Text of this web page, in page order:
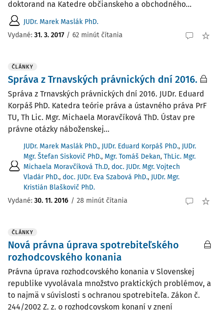
doktorand na Katedre občianskeho a obchodného...
JUDr. Marek Maslák PhD.
Vydané: 31. 3. 2017 / 62 minút čítania
ČLÁNKY
Správa z Trnavských právnických dní 2016.
Správa z Trnavských právnických dní 2016. JUDr. Eduard
Korpáš PhD. Katedra teórie práva a ústavného práva PrF
TU, Th Lic. Mgr. Michaela Moravčíková ThD. Ústav pre
právne otázky náboženskej...
JUDr. Marek Maslák PhD., JUDr. Eduard Korpáš PhD., JUDr.
Mgr. Štefan Siskovič PhD., Mgr. Tomáš Dekan, ThLic. Mgr.
Michaela Moravčíková Th.D, doc. JUDr. Mgr. Vojtech
Vladár PhD., doc. JUDr. Eva Szabová PhD., JUDr. Mgr.
Kristián Blaškovič PhD.
Vydané: 30. 11. 2016 / 28 minút čítania
ČLÁNKY
Nová právna úprava spotrebiteľského
rozhodcovského konania
Právna úprava rozhodcovského konania v Slovenskej
republike vyvolávala množstvo praktických problémov, a
to najmä v súvislosti s ochranou spotrebiteľa. Zákon č.
244/2002 Z. z. o rozhodcovskom konaní v znení